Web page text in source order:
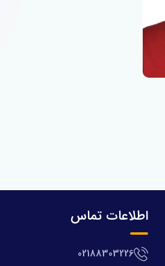
اطلاعات تماس
02188303226